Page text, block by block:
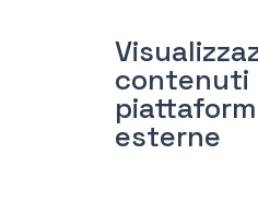
contenuti
esterne